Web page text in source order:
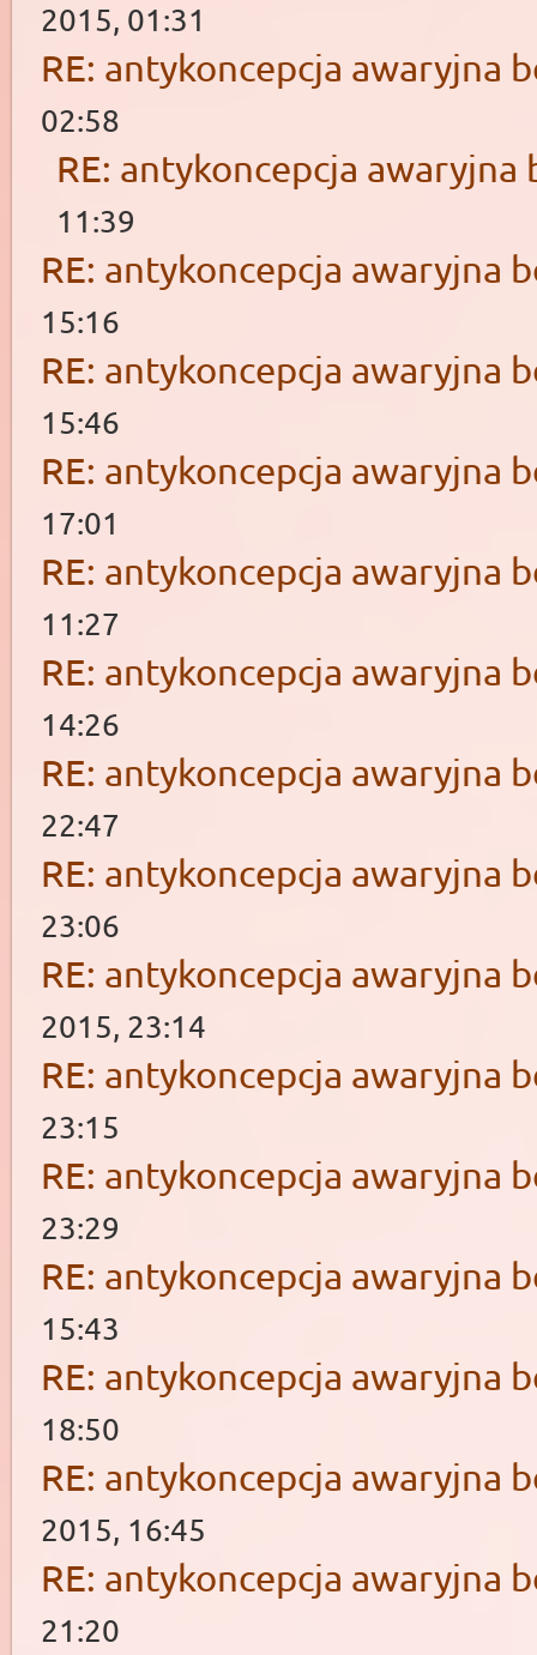
2015, 01:31
RE: antykoncepcja awaryjna
02:58
RE: antykoncepcja awaryjna
11:39
RE: antykoncepcja awaryjna
15:16
RE: antykoncepcja awaryjna
15:46
RE: antykoncepcja awaryjna
17:01
RE: antykoncepcja awaryjna
11:27
RE: antykoncepcja awaryjna
14:26
RE: antykoncepcja awaryjna
22:47
RE: antykoncepcja awaryjna
23:06
RE: antykoncepcja awaryjna
2015, 23:14
RE: antykoncepcja awaryjna
23:15
RE: antykoncepcja awaryjna
23:29
RE: antykoncepcja awaryjna
15:43
RE: antykoncepcja awaryjna
18:50
RE: antykoncepcja awaryjna
2015, 16:45
RE: antykoncepcja awaryjna
21:20